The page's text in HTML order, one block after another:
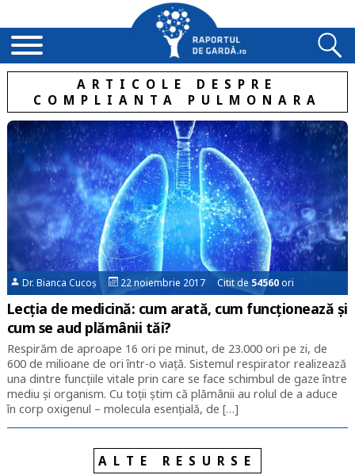
ARTICOLE DESPRE
COMPLIANTA PULMONARA
Dr. Bianca Cucoș 22 noiembrie 2017 Citit de 54560ori
Lecția de medicină: cum arată, cum funcționează și
cum se aud plămânii tăi?
Respirăm de aproape 16 ori pe minut, de 23.000 ori pe zi, de
600 de milioane de ori într-o viață. Sistemul respirator realizează
una dintre funcțiile vitale prin care se face schimbul de gaze între
mediu și organism. Cu toții știm că plămânii au rolul de a aduce
în corp oxigenul – molecula esențială, de […]
ALTE RESURSE